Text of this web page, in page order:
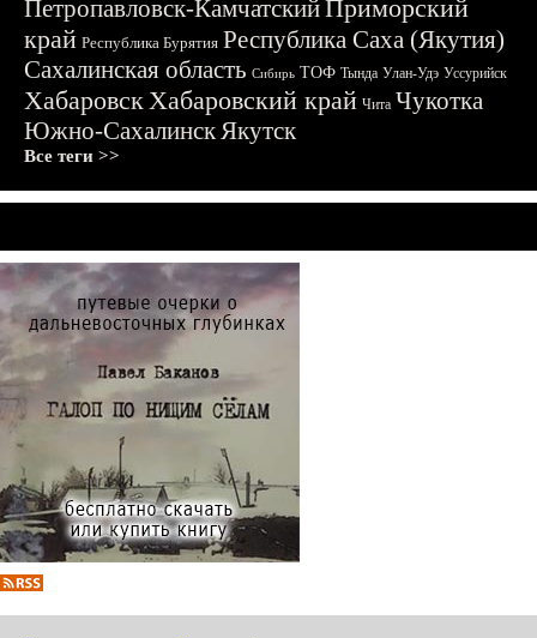
Петропавловск-КамчатскийПриморский
край Республика Бурятия Республика Саха (Якутия)
Сахалинская область Сибирь ТОФ Тында Улан-Удэ Уссурийск
ХабаровскХабаровский край Чита Чукотка
Южно-СахалинскЯкутск
Все теги >>